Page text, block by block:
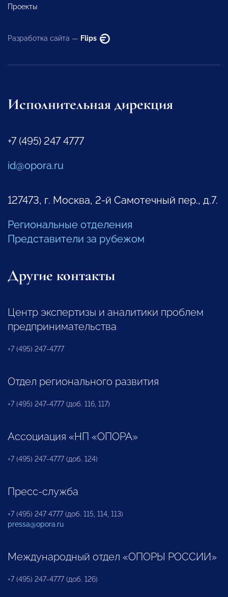
Проекты
Разработка сайта — Flips
Исполнительная дирекция
+7 (495) 247 4777
id@opora.ru
127473, г. Москва, 2-й Самотечный пер., д.7.
Региональные отделения
Представители за рубежом
Другие контакты
Центр экспертизы и аналитики проблем
предпринимательства
+7 (495) 247-4777
Отдел регионального развития
+7 (495) 247-4777 (доб. 116, 117)
Ассоциация «НП «ОПОРА»
+7 (495) 247-4777 (доб. 124)
Пресс-служба
+7 (495) 247 4777 (доб. 115, 114, 113)
pressa@opora.ru
Международный отдел «ОПОРЫ РОССИИ»
+7 (495) 247-4777 (доб. 126)